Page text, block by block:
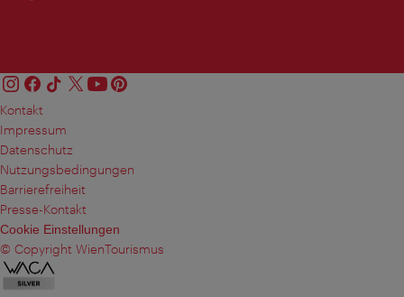
Kontakt
Impressum
Datenschutz
Nutzungsbedingungen
Barrierefreiheit
Presse-Kontakt
Cookie Einstellungen
© Copyright WienTourismus